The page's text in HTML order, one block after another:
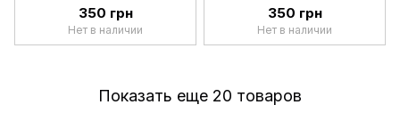
Графитовая 71701
350 грн
Нет в наличии
Черная 66058
350 грн
Нет в наличии
Показать еще 20 товаров